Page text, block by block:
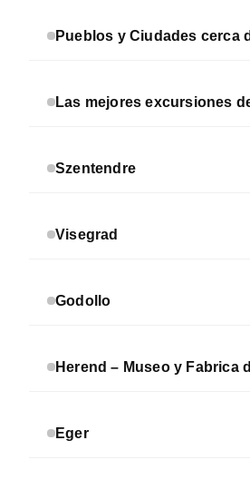
Pueblos y Ciudades cerca
Las mejores excursiones
Szentendre
Visegrad
Godollo
Herend – Museo y Fabrica
Eger